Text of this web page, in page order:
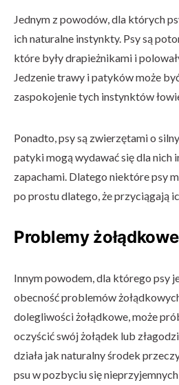
Jednym z powodów, dla których
ich naturalne instynkty. Psy są
które były drapieżnikami i
Jedzenie trawy i patyków może
zaspokojenie tych instynktów
Ponadto, psy są zwierzętami o
patyki mogą wydawać się dla nich
zapachami. Dlatego niektóre psy
po prostu dlatego, że przyciągają
Problemy żołądkowe
Innym powodem, dla którego psy
obecność problemów
dolegliwości żołądkowe, może
oczyścić swój żołądek lub
działa jak naturalny środek
psu w pozbyciu się